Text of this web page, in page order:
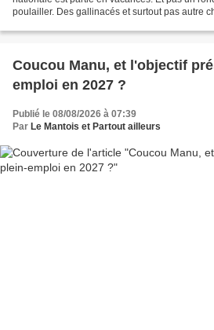
poulailler. Des gallinacés et surtout pas autre
Coucou Manu, et l'objectif
emploi en 2027 ?
Publié le 08/08/2026 à 07:39
Par Le Mantois et Partout ailleurs